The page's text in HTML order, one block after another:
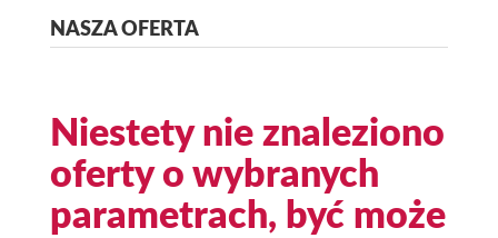
NASZA OFERTA
Niestety nie znaleziono
oferty o wybranych
parametrach, być może